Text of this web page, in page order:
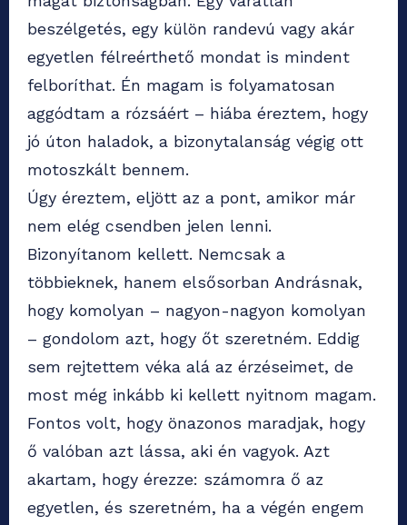
beszélgetés, egy külön randevú vagy akár
egyetlen félreérthető mondat is mindent
felboríthat. Én magam is folyamatosan
aggódtam a rózsáért – hiába éreztem, hogy
jó úton haladok, a bizonytalanság végig ott
motoszkált bennem.
Úgy éreztem, eljött az a pont, amikor már
nem elég csendben jelen lenni.
Bizonyítanom kellett. Nemcsak a
többieknek, hanem elsősorban Andrásnak,
hogy komolyan – nagyon-nagyon komolyan
– gondolom azt, hogy őt szeretném. Eddig
sem rejtettem véka alá az érzéseimet, de
most még inkább ki kellett nyitnom magam.
Fontos volt, hogy önazonos maradjak, hogy
ő valóban azt lássa, aki én vagyok. Azt
akartam, hogy érezze: számomra ő az
egyetlen, és szeretném, ha a végén engem